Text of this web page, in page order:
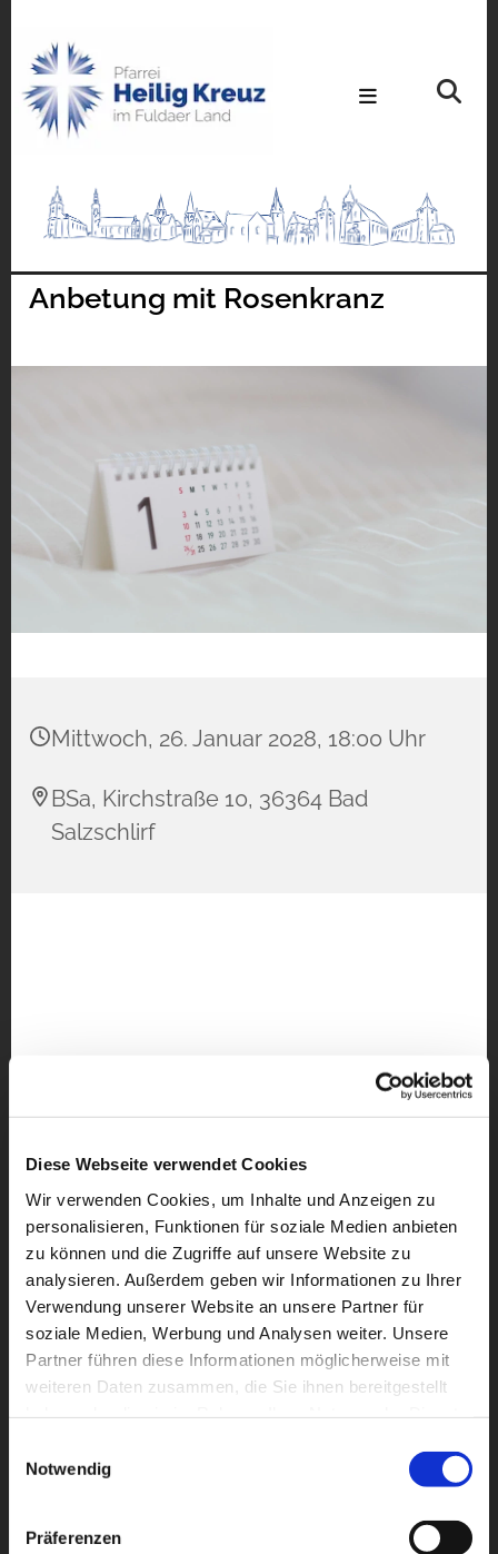
Diese Webseite verwendet Cookies
Wir verwenden Cookies, um Inhalte und Anzeigen zu
personalisieren, Funktionen für soziale Medien anbieten
zu können und die Zugriffe auf unsere Website zu
analysieren. Außerdem geben wir Informationen zu Ihrer
Verwendung unserer Website an unsere Partner für
soziale Medien, Werbung und Analysen weiter. Unsere
Partner führen diese Informationen möglicherweise mit
weiteren Daten zusammen, die Sie ihnen bereitgestellt
Notwendig
Präferenzen
Anbetung mit Rosenkranz
Mittwoch, 26. Januar 2028, 18:00 Uhr
BSa, Kirchstraße 10, 36364 Bad
Salzschlirf
Dies könnte Sie auch
interessieren